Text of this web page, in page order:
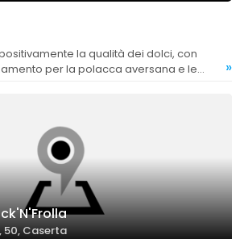
per la polacca aversana e le
»
50, Caserta